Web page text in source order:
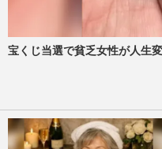
宝くじ当選で貧乏女性が人生